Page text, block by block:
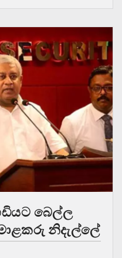
බෙල්ල
නිදැල්ලේ